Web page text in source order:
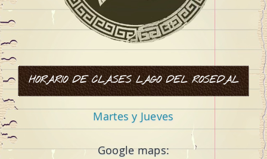
n
W
HORARIO DE CLASES LAGO DEL ROSEDAL
Martes y Jueves
Google maps: